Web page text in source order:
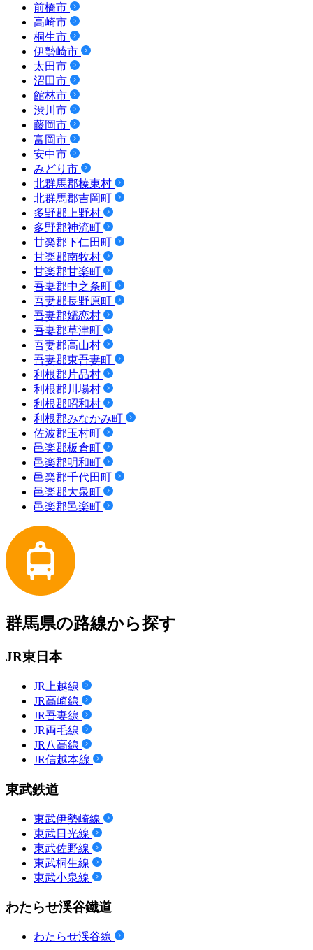
前橋市
高崎市
桐生市
伊勢崎市
太田市
沼田市
館林市
渋川市
藤岡市
富岡市
安中市
みどり市
北群馬郡榛東村
北群馬郡吉岡町
多野郡上野村
多野郡神流町
甘楽郡下仁田町
甘楽郡南牧村
甘楽郡甘楽町
吾妻郡中之条町
吾妻郡長野原町
吾妻郡嬬恋村
吾妻郡草津町
吾妻郡高山村
吾妻郡東吾妻町
利根郡片品村
利根郡川場村
利根郡昭和村
利根郡みなかみ町
佐波郡玉村町
邑楽郡板倉町
邑楽郡明和町
邑楽郡千代田町
邑楽郡大泉町
邑楽郡邑楽町
群馬県の路線から探す
JR東日本
JR上越線
JR高崎線
JR吾妻線
JR両毛線
JR八高線
JR信越本線
東武鉄道
東武伊勢崎線
東武日光線
東武佐野線
東武桐生線
東武小泉線
わたらせ渓谷鐵道
わたらせ渓谷線